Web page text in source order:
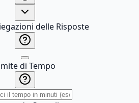
delle Risposte
di Tempo